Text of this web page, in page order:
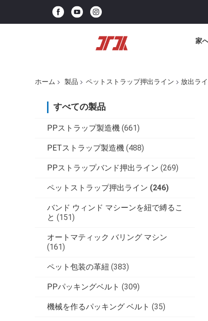
家
ホーム 製品 ペットストラップ押出ライン 放出ラ
すべての製品
PPストラップ製造機 (661)
PETストラップ製造機 (488)
PPストラップバンド押出ライン (269)
ペットストラップ押出ライン (246)
バンド ウィンド マシーンを紐で縛るこ
と (151)
オートマティック バリング マシン
(161)
ペット包装の革紐 (383)
PPパッキングベルト (309)
機械を作るパッキング ベルト (35)